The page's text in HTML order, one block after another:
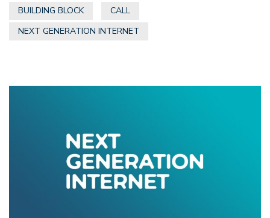
BUILDING BLOCK
CALL
NEXT GENERATION INTERNET